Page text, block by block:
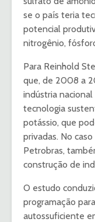
se o país teria
potencial
nitrogênio,
Para Reinhold
que, de 2008 a
indústria
tecnologia
potássio, que
privadas. No
Petrobras,
construção de
O estudo
programação
autossuficiente